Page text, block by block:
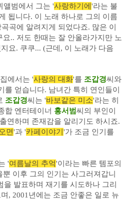
앨범에서 그는 '사랑하기에 '라는 불
됩니다. 이 노래 하나로 그의 이름
곡에 알려지게 되었다죠. 많은 이
.. 저도 한때는 잘 안올라가지만 노
요. 쿠쿠... (근데, 이 노래가 다음
에서는 '사랑의 대화'를 조갑경씨와
를 얻습니다. 남녀간 특히 연인들이
조갑경씨는 '바보같은 미소'라는 히
합 엔터테이너 홍서범씨의 부인이
연하며 존재감을 알리기도 하시죠.
면'과 '카페이야기 '가 조금 인기를
'여름날의 추억'이라는 빠른 템포의
이후 그의 인기는 사그러져갑니
을 발표하며 재기를 시도하나 그리
, 2001년에는 조금 안좋은 일로 뉴